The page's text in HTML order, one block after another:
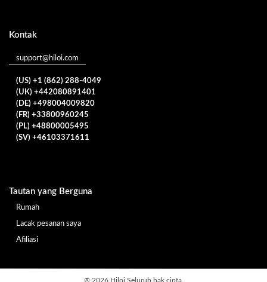
Kontak
support@hiloi.com
(US) +1 (862) 288-4049
(UK) +442080891401
(DE) +498004009820
(FR) +33800960245
(PL) +48800005495
(SV) +46103371611
Tautan yang Berguna
Rumah
Lacak pesanan saya
Afiliasi
® 2026 Hiloi Seluruh hak cipta.